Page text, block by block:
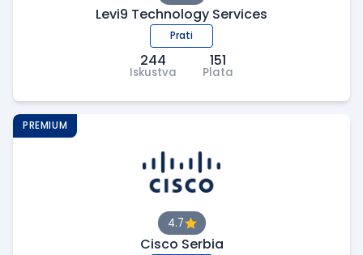
Levi9 Technology Services
Prati
244
Iskustva
151
Plata
4.7
Cisco Serbia
PREMIUM